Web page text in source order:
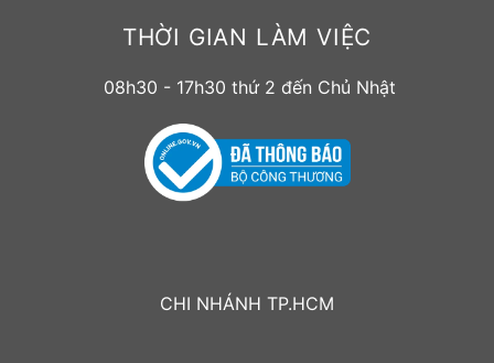
THỜI GIAN LÀM VIỆC
08h30 - 17h30 thứ 2 đến Chủ Nhật
CHI NHÁNH TP.HCM